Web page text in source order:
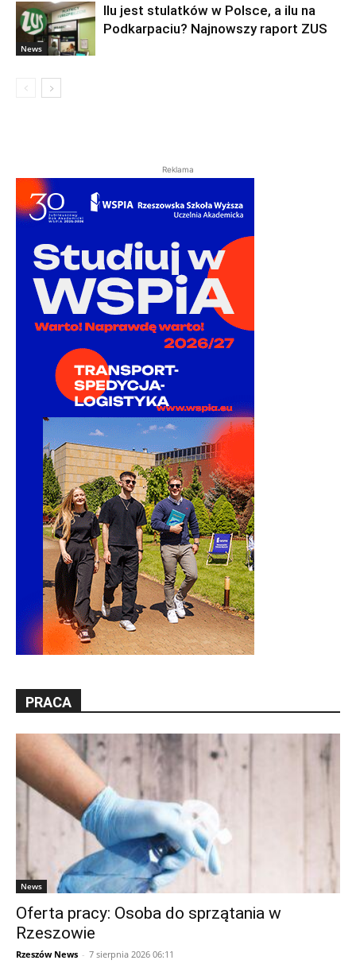
News
Ilu jest stulatków w Polsce, a ilu na
Podkarpaciu? Najnowszy raport ZUS
Reklama
PRACA
News
Oferta pracy: Osoba do sprzątania w
Rzeszowie
Rzeszów News - 7 sierpnia 2026 06:11